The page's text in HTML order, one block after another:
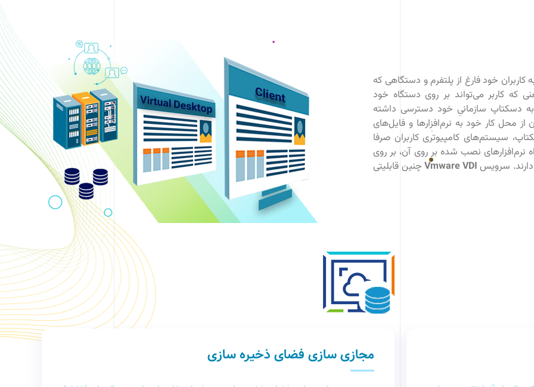
خود فارغ از پلتفرم و دستگاهی که
که کاربر می‌تواند بر روی دستگاه خود
دسکتاپ سازمانیِ خود دسترسی داشته
محل کار خود به نرم‌افزارها و فایل‌های
سیستم‌های کامپیوتری کاربران صرفا
نصب شده بر روی آن، بر روی
سرویس Vmware VDI چنین قابلیتی
مجازی سازی فضای ذخیره سازی